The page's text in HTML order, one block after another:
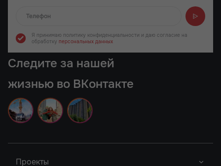
Я принимаю политику конфиденциальности и даю согласие на
обработку персональных данных
Следите за нашей
жизнью во ВКонтакте
Проекты